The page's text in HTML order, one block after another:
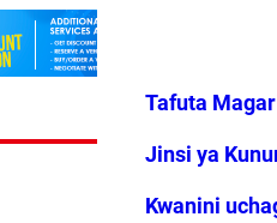
Vipendwa
Menyu
Tafuta
Jinsi ya
Kwanini